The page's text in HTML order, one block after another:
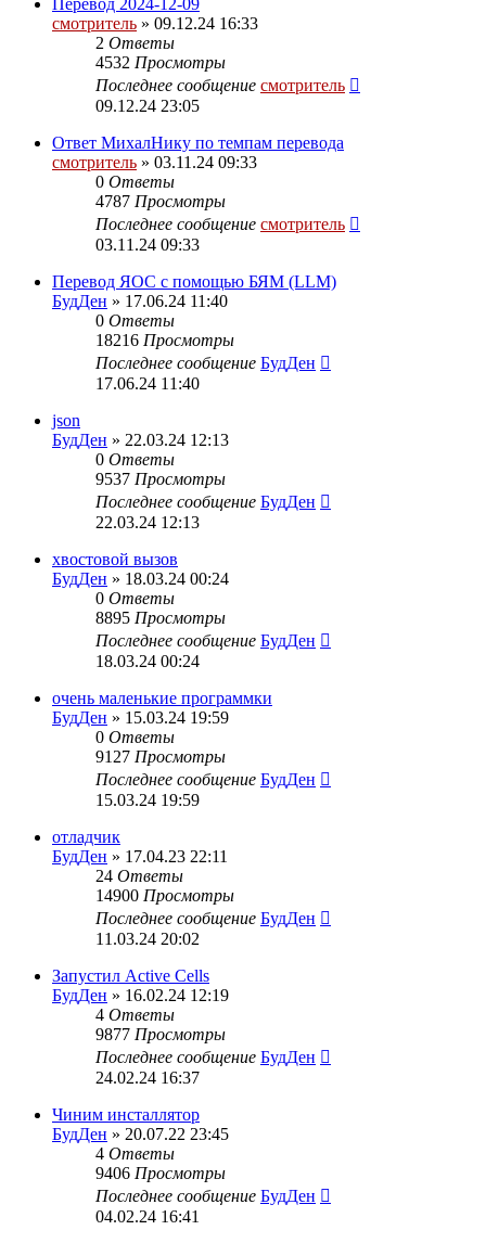
Перевод 2024-12-09
смотритель » 09.12.24 16:33
2 Ответы
4532 Просмотры
Последнее сообщение смотритель
09.12.24 23:05
Ответ МихалНику по темпам перевода
смотритель » 03.11.24 09:33
0 Ответы
4787 Просмотры
Последнее сообщение смотритель
03.11.24 09:33
Перевод ЯОС с помощью БЯМ (LLM)
БудДен » 17.06.24 11:40
0 Ответы
18216 Просмотры
Последнее сообщение БудДен
17.06.24 11:40
json
БудДен » 22.03.24 12:13
0 Ответы
9537 Просмотры
Последнее сообщение БудДен
22.03.24 12:13
хвостовой вызов
БудДен » 18.03.24 00:24
0 Ответы
8895 Просмотры
Последнее сообщение БудДен
18.03.24 00:24
очень маленькие программки
БудДен » 15.03.24 19:59
0 Ответы
9127 Просмотры
Последнее сообщение БудДен
15.03.24 19:59
отладчик
БудДен » 17.04.23 22:11
24 Ответы
14900 Просмотры
Последнее сообщение БудДен
11.03.24 20:02
Запустил Active Cells
БудДен » 16.02.24 12:19
4 Ответы
9877 Просмотры
Последнее сообщение БудДен
24.02.24 16:37
Чиним инсталлятор
БудДен » 20.07.22 23:45
4 Ответы
9406 Просмотры
Последнее сообщение БудДен
04.02.24 16:41